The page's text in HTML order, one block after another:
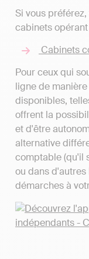
Si vous
cabinets opérant
Cabinets
Pour ceux qui
ligne de
disponibles,
offrent la
et d'être
alternative
comptable (qu'il
ou dans
démarches à